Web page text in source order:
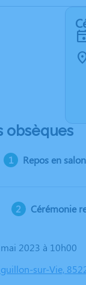
obsèques
Repos en
Cérémonie
mai 2023 à 10h00
sur-Vie,